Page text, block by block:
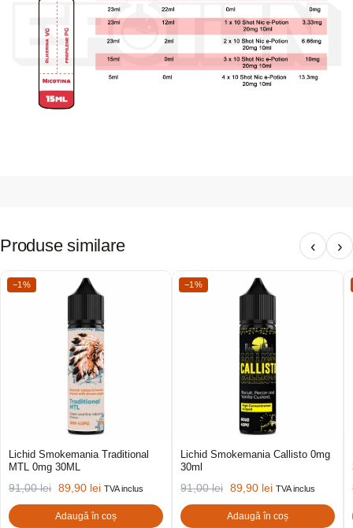
Produse similare ‹ ›
−1%
Lichid Smokemania Traditional
MTL 0mg 30ML
91,00lei 89,90 lei TVA inclus
Adaugă în coș
−1%
Lichid Smokemania Callisto 0mg
30ml
91,00lei 89,90 lei TVA inclus
Adaugă în coș